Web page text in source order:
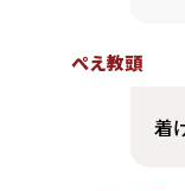
ぺえ教頭
着